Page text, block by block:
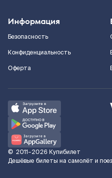
Информация
Безопасность
Конфиденциальность
Оферта
© 2011–2026 Купибилет
Дешёвые билеты на самолёт и